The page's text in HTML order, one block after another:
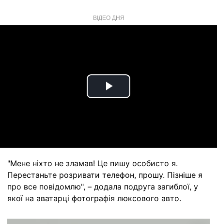
ВІДЕО ДНЯ
Play
"Мене ніхто не зламав! Це пишу особисто я.
Перестаньте розривати телефон, прошу. Пізніше я
про все повідомлю", – додала подруга загиблої, у
якої на аватарці фотографія люксового авто.